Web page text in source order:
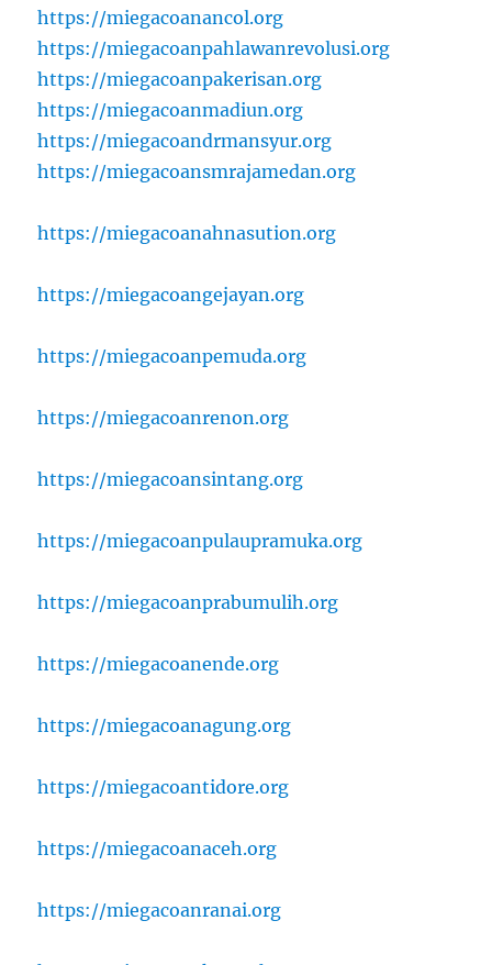
https://miegacoanancol.org
https://miegacoanpahlawanrevolusi.org
https://miegacoanpakerisan.org
https://miegacoanmadiun.org
https://miegacoandrmansyur.org
https://miegacoansmrajamedan.org
https://miegacoanahnasution.org
https://miegacoangejayan.org
https://miegacoanpemuda.org
https://miegacoanrenon.org
https://miegacoansintang.org
https://miegacoanpulaupramuka.org
https://miegacoanprabumulih.org
https://miegacoanende.org
https://miegacoanagung.org
https://miegacoantidore.org
https://miegacoanaceh.org
https://miegacoanranai.org